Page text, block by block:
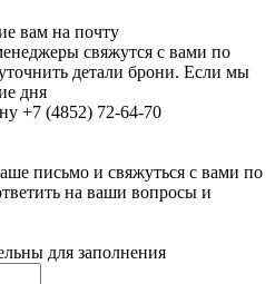
вам на почту
свяжутся с вами по
детали брони. Если мы
дня
+7 (4852) 72-64-70
письмо и свяжуться с вами по
на ваши вопросы и
для заполнения